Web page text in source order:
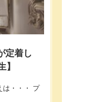
定着し
】
は・・・ プ